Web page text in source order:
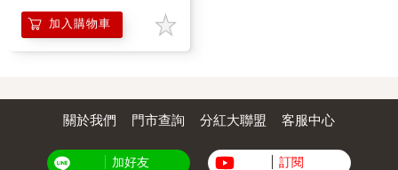
加入購物車
關於我們 門市查詢 分紅大聯盟 客服中心
加好友 訂閱